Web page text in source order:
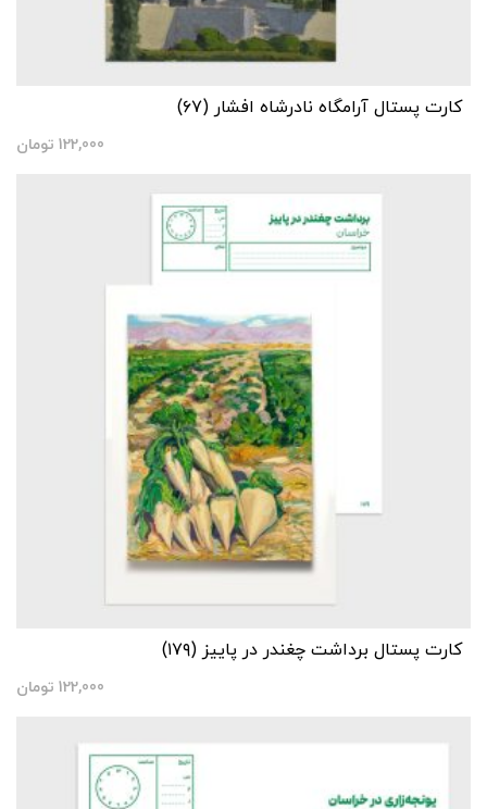
کارت پستال آرامگاه نادرشاه افشار (۶۷)
122,000 تومان
کارت پستال برداشت چغندر در پاییز (۱۷۹)
122,000 تومان